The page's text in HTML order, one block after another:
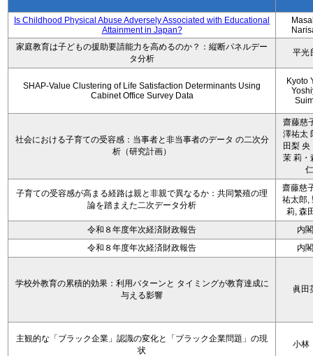
Is Childhood Physical Abuse Adversely Associated with Educational
Attainment in Japan?
家庭教育は子どもの援助要請能力を高めるのか？：縦断パネルデー
タ分析
平光
SHAP-Value Clustering of Life Satisfaction Determinants Using
Cabinet Office Survey Data
Kyoto
社会における子育ての受容感：当事者と非当事者のデータ の二次分
析（研究計画）
齋藤慈
澤祐太
田梨 央
茉 莉・
仁
子育ての受容感が高まる経路は親と非親で異なるか：共同繁殖の理
論を踏まえた二次データ分析
齋藤慈
祐太郎,
莉, 森
令和８年度年次経済財政報告
内
令和８年度年次経済財政報告
内
学校外教育の累積的効果：利用パターンと タイミングが教育達成に
与える影響
眞田
主観的な「ブラック企業」認識の変化と「ブラック企業問題」の現
状
小